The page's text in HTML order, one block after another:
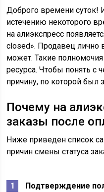
Доброго времени суток!
истечению некоторого
на алиэкспресс
closed». Продавец лично
может. Такие
ресурса. Чтобы понять с
причину, по которой был
Почему на
заказы после
Ниже приведен список
причин смены статуса
Подтверждение